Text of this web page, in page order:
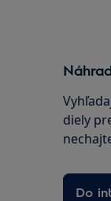
diely
Do